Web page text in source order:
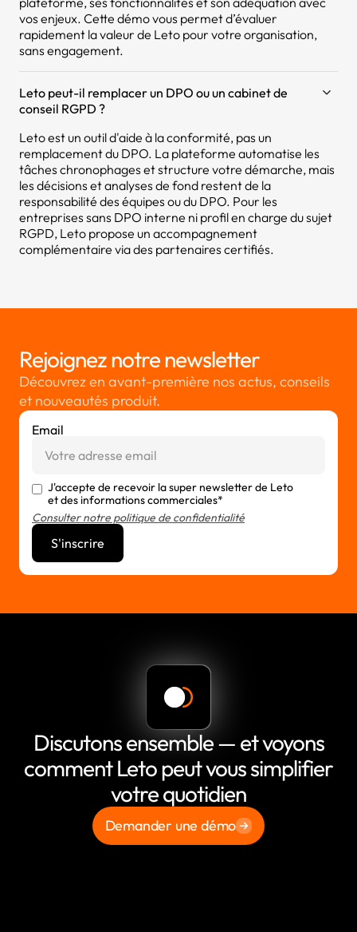
vos enjeux. Cette démo vous permet d’évaluer
rapidement la valeur de Leto pour votre organisation,
sans engagement.
Leto peut-il remplacer un DPO ou un cabinet de
conseil RGPD ?
Leto est un outil d'aide à la conformité, pas un
remplacement du DPO. La plateforme automatise les
tâches chronophages et structure votre démarche, mais
les décisions et analyses de fond restent de la
responsabilité des équipes ou du DPO. Pour les
entreprises sans DPO interne ni profil en charge du sujet
RGPD, Leto propose un accompagnement
complémentaire via des partenaires certifiés.
Rejoignez notre newsletter
Découvrez en avant-première nos actus, conseils
et nouveautés produit.
Email
J'accepte de recevoir la super newsletter de Leto
et des informations commerciales*
Consulter notre politique de confidentialité
Discutons ensemble — et voyons
comment Leto peut vous simplifier
votre quotidien
Demander une démo